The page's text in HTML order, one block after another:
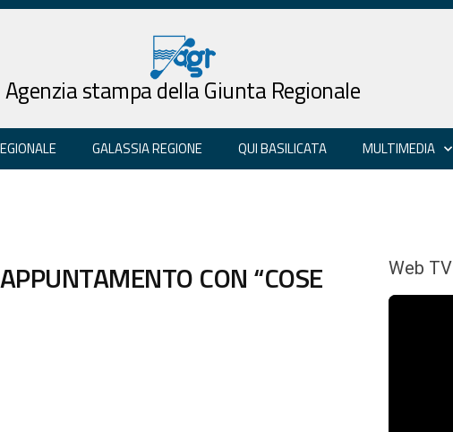
Agenzia stampa della Giunta Regionale
GALASSIA REGIONE QUI BASILICATA MULTIMEDIA
CON “COSE
Web TV